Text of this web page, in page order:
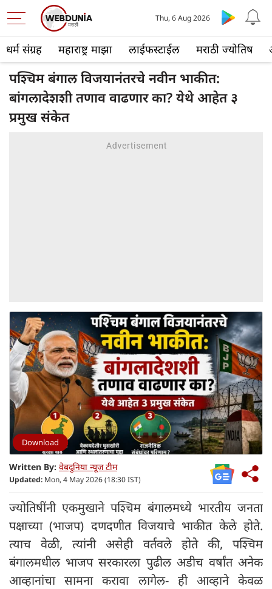
धर्म संग्रह महाराष्ट्र माझा लाईफस्टाईल मराठी ज्योतिष
Thu, 6 Aug 2026
पश्चिम बंगाल विजयानंतरचे नवीन भाकीत:
बांगलादेशशी तणाव वाढणार का? येथे आहेत ३
प्रमुख संकेत
Download
Written By: वेबदुनिया न्यूज टीम
Updated: Mon, 4 May 2026 (18:30 IST)
ज्योतिषींनी एकमुखाने पश्चिम बंगालमध्ये भारतीय जनता
पक्षाच्या (भाजप) दणदणीत विजयाचे भाकीत केले होते.
त्याच वेळी, त्यांनी असेही वर्तवले होते की, पश्चिम
बंगालमधील भाजप सरकारला पुढील अडीच वर्षांत अनेक
आव्हानांचा सामना करावा लागेल- ही आव्हाने केवळ